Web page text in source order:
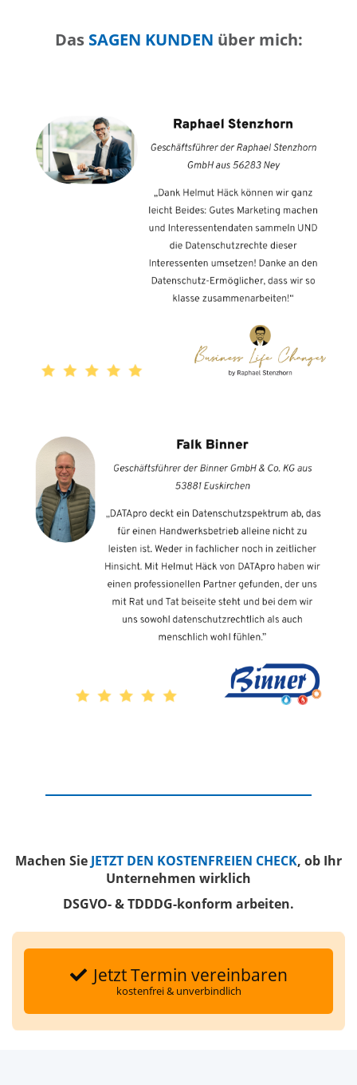
Das SAGEN KUNDEN über mich:
Machen Sie JETZT DEN KOSTENFREIEN CHECK, ob Ihr
Unternehmen wirklich
DSGVO- & TDDDG-konform arbeiten.
Jetzt Termin vereinbaren
kostenfrei & unverbindlich